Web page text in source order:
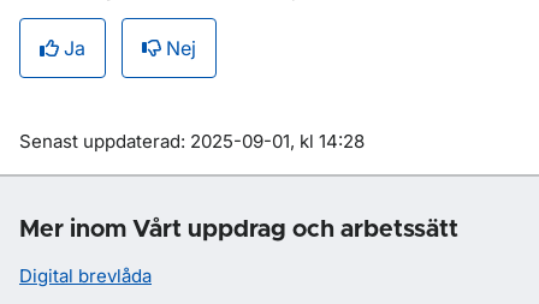
Ja Nej
Om sidan
Senast uppdaterad: 2025-09-01, kl 14:28
Mer inom Vårt uppdrag och arbetssätt
Digital brevlåda